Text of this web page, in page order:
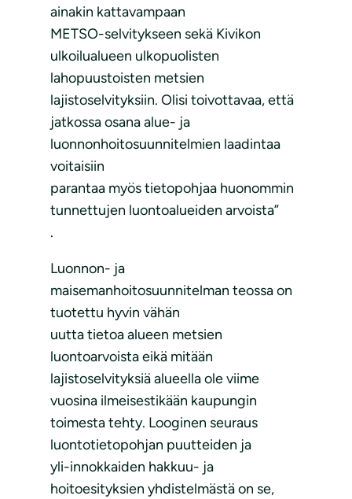
ainakin kattavampaan
METSO-selvitykseen sekä Kivikon
ulkoilualueen ulkopuolisten
lahopuustoisten metsien
lajistoselvityksiin. Olisi toivottavaa, että
jatkossa osana alue- ja
luonnonhoitosuunnitelmien laadintaa
voitaisiin
parantaa myös tietopohjaa huonommin
tunnettujen luontoalueiden arvoista”
.
Luonnon- ja
maisemanhoitosuunnitelman teossa on
tuotettu hyvin vähän
uutta tietoa alueen metsien
luontoarvoista eikä mitään
lajistoselvityksiä alueella ole viime
vuosina ilmeisestikään kaupungin
toimesta tehty. Looginen seuraus
luontotietopohjan puutteiden ja
yli-innokkaiden hakkuu- ja
hoitoesityksien yhdistelmästä on se,